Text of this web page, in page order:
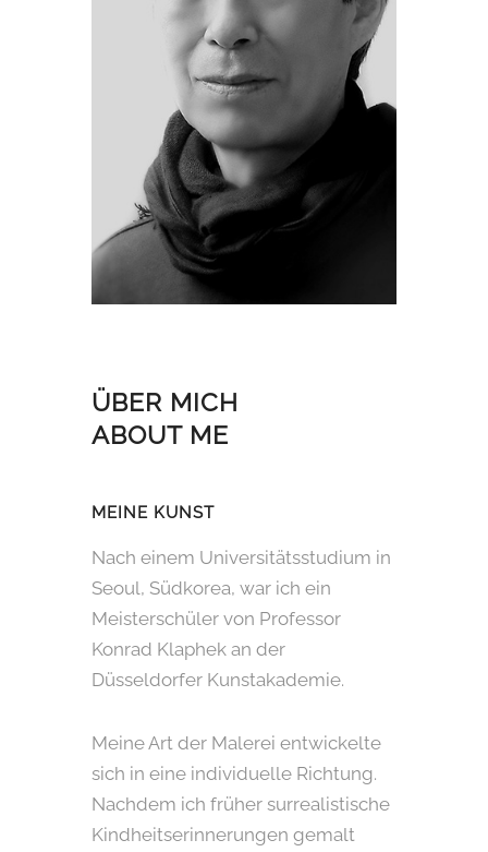
ÜBER MICH
ABOUT ME
MEINE KUNST
Nach einem Universitätsstudium in
Seoul, Südkorea, war ich ein
Meisterschüler von Professor
Konrad Klaphek an der
Düsseldorfer Kunstakademie.
Meine Art der Malerei entwickelte
sich in eine individuelle Richtung.
Nachdem ich früher surrealistische
Kindheitserinnerungen gemalt